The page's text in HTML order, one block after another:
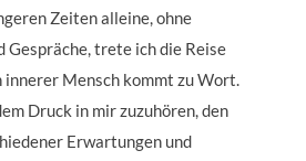
Zeiten alleine, ohne
Gespräche, trete ich die Reise
innerer Mensch kommt zu Wort.
Druck in mir zuzuhören, den
Erwartungen und